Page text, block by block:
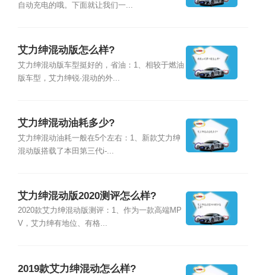
自动充电的哦。下面就让我们一...
艾力绅混动版怎么样?
艾力绅混动版车型挺好的，省油：1、相较于燃油
版车型，艾力绅锐·混动的外...
艾力绅混动油耗多少?
艾力绅混动油耗一般在5个左右：1、新款艾力绅
混动版搭载了本田第三代i-...
艾力绅混动版2020测评怎么样?
2020款艾力绅混动版测评：1、作为一款高端MP
V，艾力绅有地位、有格...
2019款艾力绅混动怎么样?